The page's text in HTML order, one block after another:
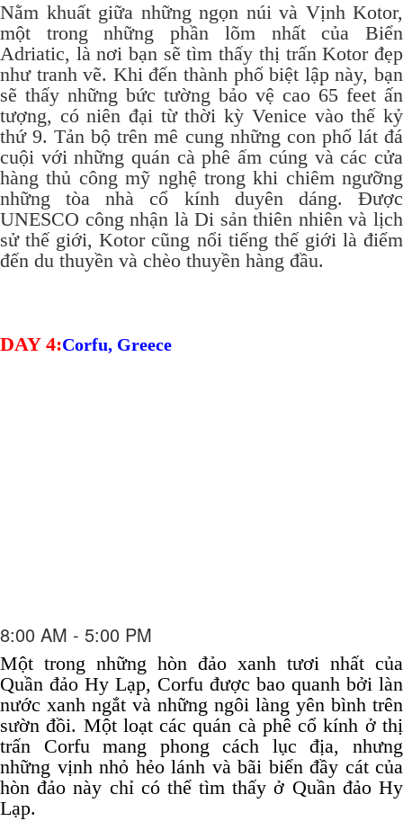
Nằm khuất giữa những ngọn núi và Vịnh Kotor,
một trong những phần lõm nhất của Biển
Adriatic, là nơi bạn sẽ tìm thấy thị trấn Kotor đẹp
như tranh vẽ. Khi đến thành phố biệt lập này, bạn
sẽ thấy những bức tường bảo vệ cao 65 feet ấn
tượng, có niên đại từ thời kỳ Venice vào thế kỷ
thứ 9. Tản bộ trên mê cung những con phố lát đá
cuội với những quán cà phê ấm cúng và các cửa
hàng thủ công mỹ nghệ trong khi chiêm ngưỡng
những tòa nhà cổ kính duyên dáng.
Được
UNESCO công nhận là Di sản thiên nhiên và lịch
sử thế giới, Kotor cũng nổi tiếng thế giới là điểm
đến du thuyền và chèo thuyền hàng đầu.
DAY 4:Corfu, Greece
8:00 AM - 5:00 PM
Một trong những hòn đảo xanh tươi nhất của
Quần đảo Hy Lạp, Corfu được bao quanh bởi làn
nước xanh ngắt và những ngôi làng yên bình trên
sườn đồi. Một loạt các quán cà phê cổ kính ở thị
trấn Corfu mang phong cách lục địa, nhưng
những vịnh nhỏ hẻo lánh và bãi biển đầy cát của
hòn đảo này chỉ có thể tìm thấy ở Quần đảo Hy
Lạp.